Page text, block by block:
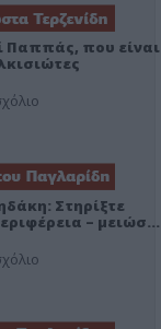
Παππάς, που είναι
Στηρίξτε
– μειώσ…